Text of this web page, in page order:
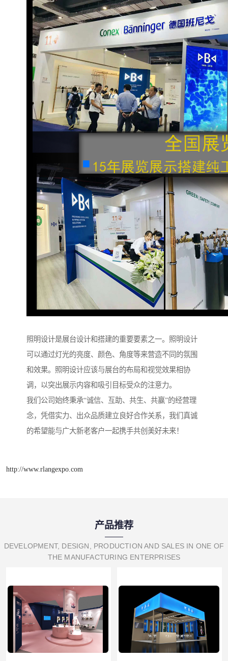
照明设计是展台设计和搭建的重要要素之一。照明设计
可以通过灯光的亮度、颜色、角度等来营造不同的氛围
和效果。照明设计应该与展台的布局和视觉效果相协
调，以突出展示内容和吸引目标受众的注意力。
我们公司始终秉承“诚信、互助、共生、共赢”的经营理
念，凭借实力、出众品质建立良好合作关系，我们真诚
的希望能与广大新老客户一起携手共创美好未来！
http://www.rlangexpo.com
产品推荐
DEVELOPMENT, DESIGN, PRODUCTION AND SALES IN ONE OF
THE MANUFACTURING ENTERPRISES